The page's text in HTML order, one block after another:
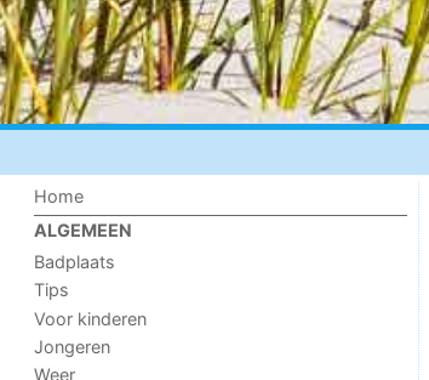
Home
ALGEMEEN
Badplaats
Tips
Voor kinderen
Jongeren
Weer